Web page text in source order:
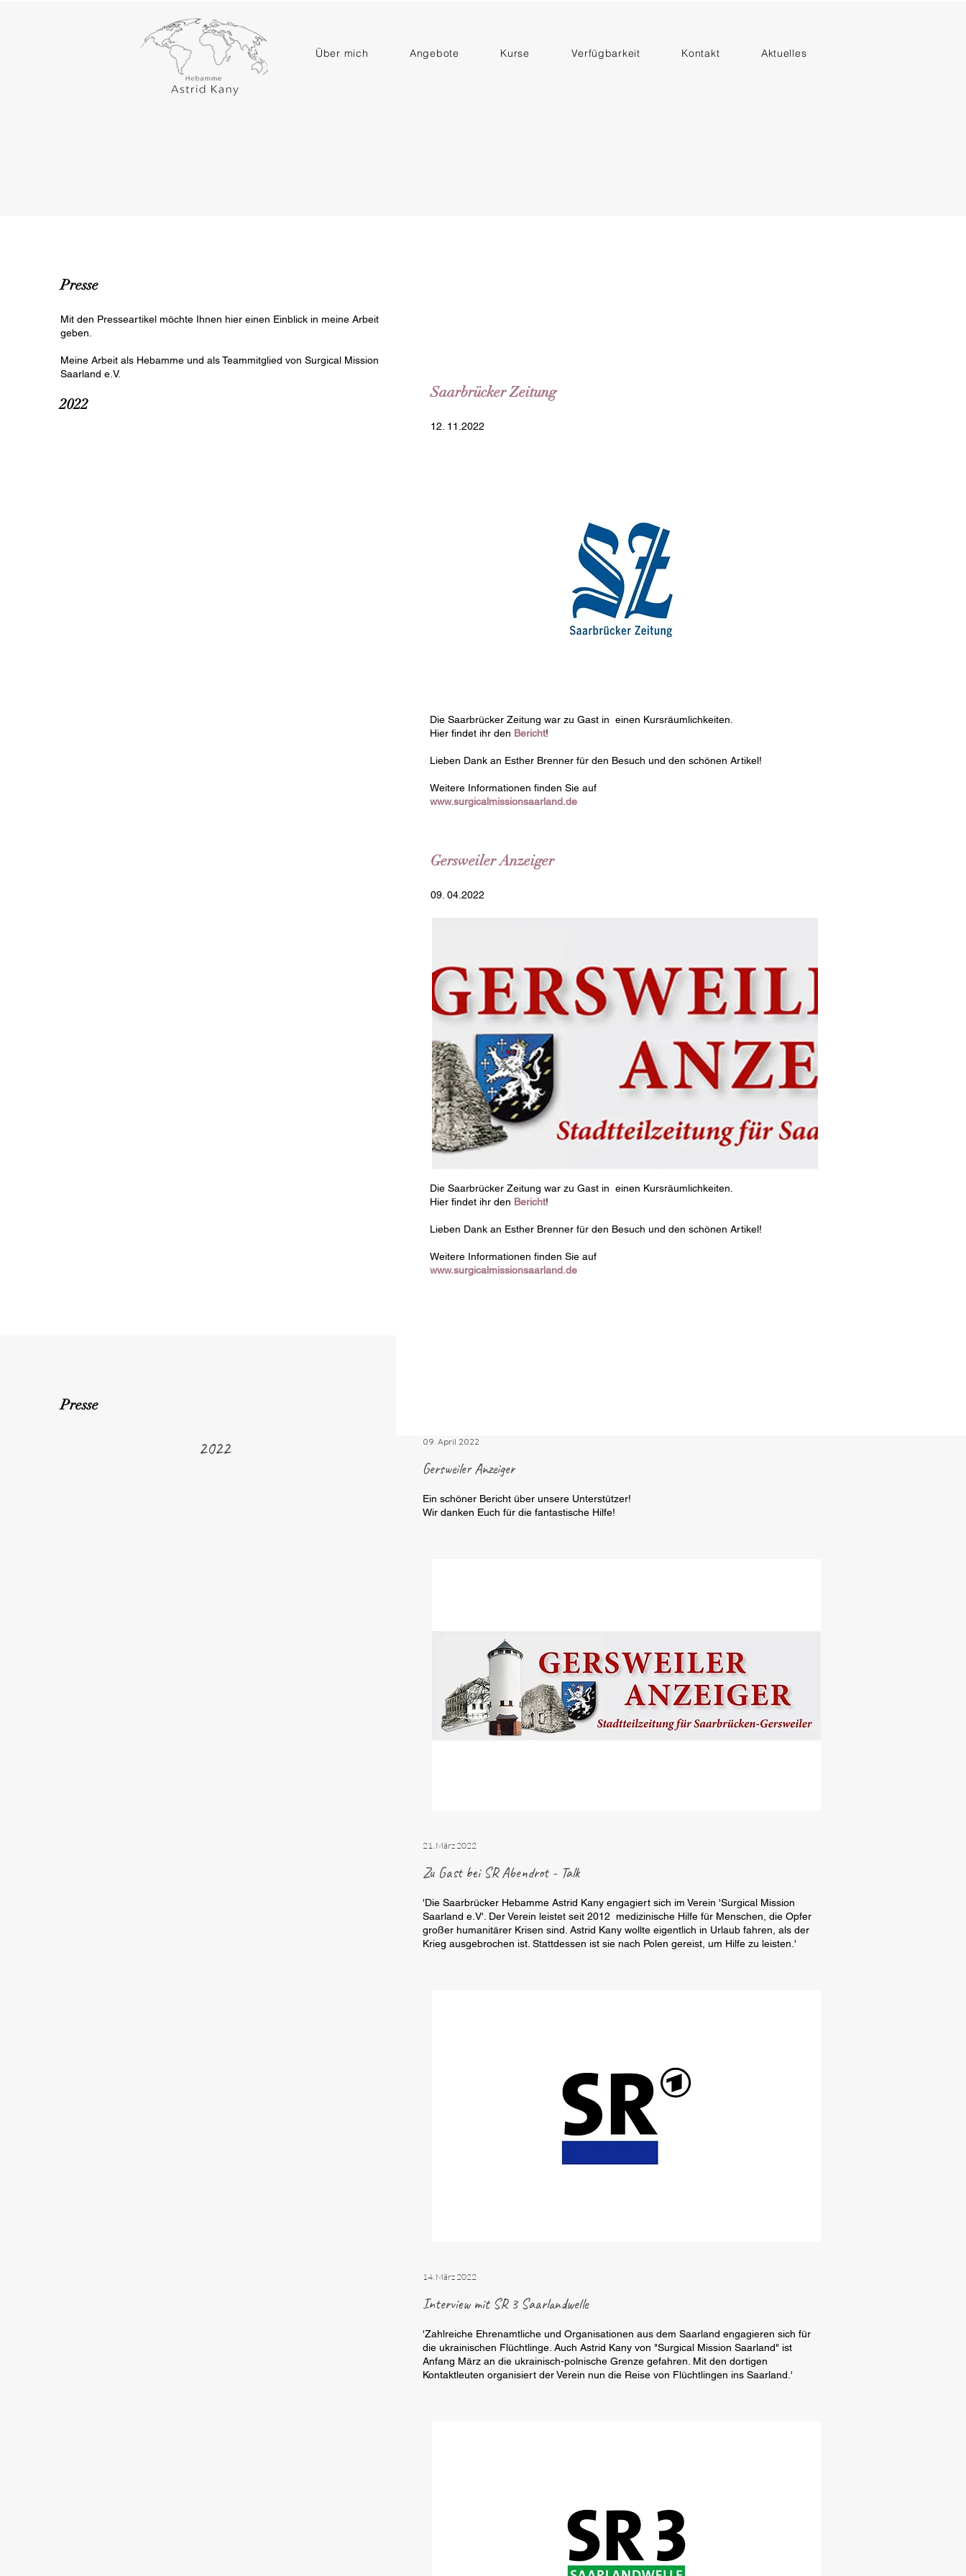
Über mich Angebote Kurse Verfügbarkeit Kontakt Aktuelles
Presse
Mit den Presseartikel möchte Ihnen hier einen Einblick in meine Arbeit
geben.
Meine Arbeit als Hebamme und als Teammitglied von Surgical Mission
Saarland e.V.
2022
Saarbrücker Zeitung
12. 11.2022
Die Saarbrücker Zeitung war zu Gast in einen Kursräumlichkeiten.
Hier findet ihr den Bericht!
Lieben Dank an Esther Brenner für den Besuch und den schönen Artikel!
Weitere Informationen finden Sie auf
www.surgicalmissionsaarland.de
Gersweiler Anzeiger
09. 04.2022
Die Saarbrücker Zeitung war zu Gast in einen Kursräumlichkeiten.
Hier findet ihr den Bericht!
Lieben Dank an Esther Brenner für den Besuch und den schönen Artikel!
Weitere Informationen finden Sie auf
www.surgicalmissionsaarland.de
Presse
2022 09. April 2022
Gersweiler Anzeiger
Ein schöner Bericht über unsere Unterstützer!
Wir danken Euch für die fantastische Hilfe!
21. März 2022
Zu Gast bei SR Abendrot - Talk
'Die Saarbrücker Hebamme Astrid Kany engagiert sich im Verein 'Surgical Mission
Saarland e.V'. Der Verein leistet seit 2012 medizinische Hilfe für Menschen, die Opfer
großer humanitärer Krisen sind. Astrid Kany wollte eigentlich in Urlaub fahren, als der
Krieg ausgebrochen ist. Stattdessen ist sie nach Polen gereist, um Hilfe zu leisten.'
14. März 2022
Interview mit SR 3 Saarlandwelle
'Zahlreiche Ehrenamtliche und Organisationen aus dem Saarland engagieren sich für
die ukrainischen Flüchtlinge. Auch Astrid Kany von "Surgical Mission Saarland" ist
Anfang März an die ukrainisch-polnische Grenze gefahren. Mit den dortigen
Kontaktleuten organisiert der Verein nun die Reise von Flüchtlingen ins Saarland.'